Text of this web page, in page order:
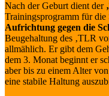
Nach der Geburt dient der
Trainingsprogramm für die
Aufrichtung gegen die
Beugehaltung des ‚TLR
allmählich. Er gibt dem
dem 3. Monat beginnt er
aber bis zu einem Alter
eine stabile Haltung